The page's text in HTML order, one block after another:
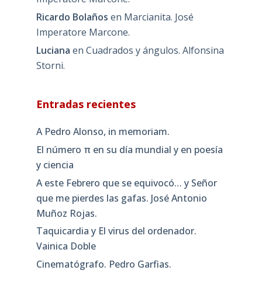
Ricardo Bolaños en Marcianita. José
Imperatore Marcone.
Luciana en Cuadrados y ángulos. Alfonsina
Storni.
Entradas recientes
A Pedro Alonso, in memoriam.
El número π en su día mundial y en poesía
y ciencia
A este Febrero que se equivocó… y Señor
que me pierdes las gafas. José Antonio
Muñoz Rojas.
Taquicardia y El virus del ordenador.
Vainica Doble
Cinematógrafo. Pedro Garfias.